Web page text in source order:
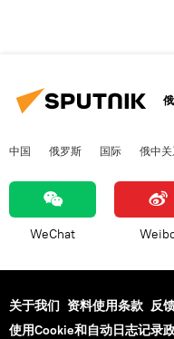
中国 俄罗斯 国际 俄中
WeChat
关于我们 资料使用条款 反
使用Cookie和自动日志记录